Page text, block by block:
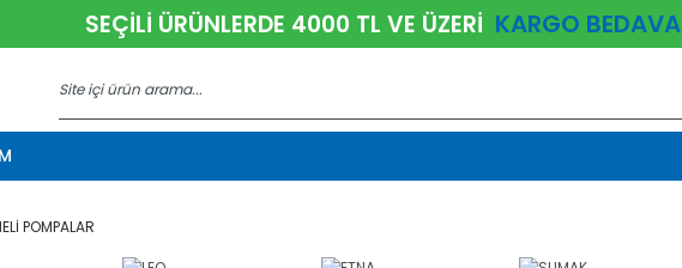
SEÇİLİ ÜRÜNLERDE 4000 TL VE ÜZERİ KARGO BEDAVA
POMPALAR